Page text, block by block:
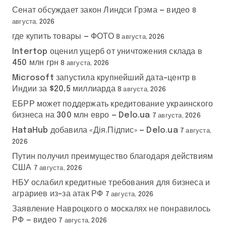
Сенат обсуждает закон Линдси Грэма — видео 8
августа, 2026
где купить товары — ФОТО 8 августа, 2026
Intertop оценил ущерб от уничтожения склада в
450 млн грн 8 августа, 2026
Microsoft запустила крупнейший дата-центр в
Индии за $20,5 миллиарда 8 августа, 2026
ЕБРР может поддержать кредитование украинского
бизнеса на 300 млн евро — Delo.ua 7 августа, 2026
HataHub добавила «Дія.Підпис» — Delo.ua 7 августа,
2026
Путин получил преимущество благодаря действиям
США 7 августа, 2026
НБУ ослабил кредитные требования для бизнеса и
аграриев из-за атак РФ 7 августа, 2026
Заявление Навроцкого о москалях не понравилось
РФ — видео 7 августа, 2026